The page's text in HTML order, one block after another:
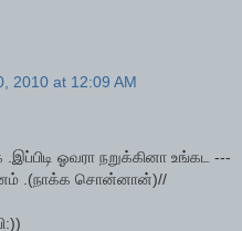
2010 at 12:09 AM
.இப்பிடி ஓவரா நறுக்கினா உங்கட ---
.(நாக்க சொன்னான்)//